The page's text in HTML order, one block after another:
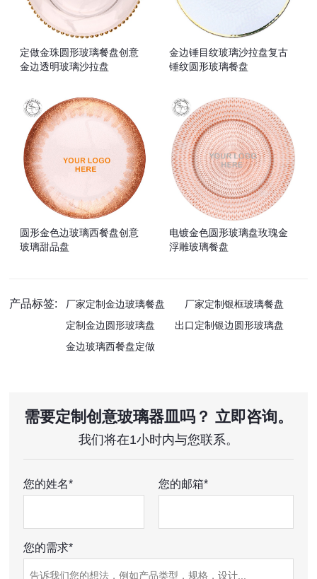
定做金珠圆形玻璃餐盘创意
金边透明玻璃沙拉盘
金边锤目纹玻璃沙拉盘复古
锤纹圆形玻璃餐盘
圆形金色边玻璃西餐盘创意
玻璃甜品盘
电镀金色圆形玻璃盘玫瑰金
浮雕玻璃餐盘
产品标签: 厂家定制金边玻璃餐盘
厂家定制银框玻璃餐盘
定制金边圆形玻璃盘
出口定制银边圆形玻璃盘
金边玻璃西餐盘定做
需要定制创意玻璃器皿吗？ 立即咨询。
我们将在1小时内与您联系。
您的姓名* 您的邮箱*
您的需求*